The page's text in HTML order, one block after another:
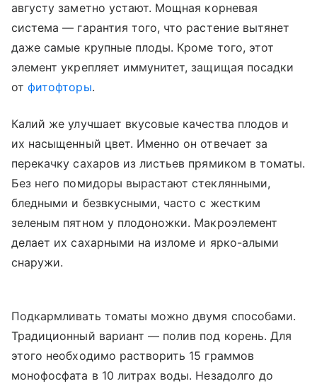
августу заметно устают. Мощная корневая
система — гарантия того, что растение вытянет
даже самые крупные плоды. Кроме того, этот
элемент укрепляет иммунитет, защищая посадки
отфитофторы.
Калий же улучшает вкусовые качества плодов и
их насыщенный цвет. Именно он отвечает за
перекачку сахаров из листьев прямиком в томаты.
Без него помидоры вырастают стеклянными,
бледными и безвкусными, часто с жестким
зеленым пятном у плодоножки. Макроэлемент
делает их сахарными на изломе и ярко-алыми
снаружи.
Подкармливать томаты можно двумя способами.
Традиционный вариант — полив под корень. Для
этого необходимо растворить 15 граммов
монофосфата в 10 литрах воды. Незадолго до